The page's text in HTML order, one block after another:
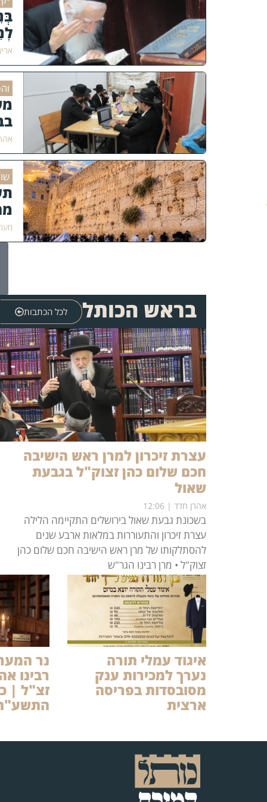
בראש הכותל לכל הכתבות
עצרת זיכרון למרן ראש הישיבה
חכם שלום כהן זצוק"ל בגבעת
שאול
אהרן חדד
בשכונת גבעת שאול בירושלים התקיימה הלילה
עצרת זיכרון והתעוררות במלאות ארבע שנים
להסתלקותו של מרן ראש הישיבה חכם שלום כהן
זצוק"ל • מרן רבינו הגר"ש
איגוד עמלי תורה
נערך למכירות ענק
מסובסדות בפריסה
ארצית
נר
רבינו
זצ"ל |